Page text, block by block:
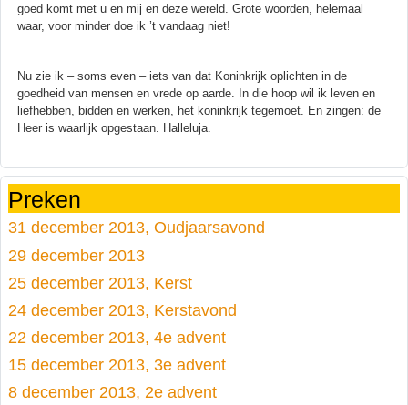
goed komt met u en mij en deze wereld. Grote woorden, helemaal
waar, voor minder doe ik ’t vandaag niet!
Nu zie ik – soms even – iets van dat Koninkrijk oplichten in de
goedheid van mensen en vrede op aarde. In die hoop wil ik leven en
liefhebben, bidden en werken, het koninkrijk tegemoet. En zingen: de
Heer is waarlijk opgestaan. Halleluja.
Preken
31 december 2013, Oudjaarsavond
29 december 2013
25 december 2013, Kerst
24 december 2013, Kerstavond
22 december 2013, 4e advent
15 december 2013, 3e advent
8 december 2013, 2e advent